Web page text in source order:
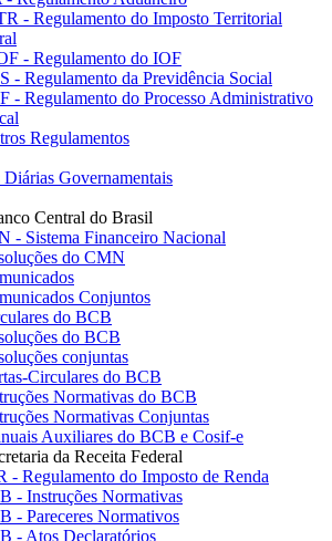
- Regulamento do Imposto Territorial
- Regulamento do IOF
- Regulamento da Previdência Social
- Regulamento do Processo Administrativo
Regulamentos
Diárias Governamentais
Central do Brasil
- Sistema Financeiro Nacional
do CMN
Conjuntos
do BCB
do BCB
conjuntas
Circulares do BCB
Normativas do BCB
Normativas Conjuntas
Auxiliares do BCB e Cosif-e
da Receita Federal
- Regulamento do Imposto de Renda
- Instruções Normativas
- Pareceres Normativos
- Atos Declaratórios